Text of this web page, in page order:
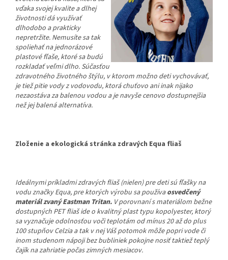
vďaka svojej kvalite a dlhej
životnosti dá využívať
dlhodobo a prakticky
nepretržite. Nemusíte sa tak
spoliehať na jednorázové
plastové fľaše, ktoré sa budú
rozkladať veľmi dlho. Súčasťou
zdravotného životného štýlu, v ktorom možno deti vychovávať,
je tiež pitie vody z vodovodu, ktorá chuťovo ani inak nijako
nezaostáva za balenou vodou a je navyše cenovo dostupnejšia
než jej balená alternatíva.
Zloženie a ekologická stránka zdravých Equa fliaš
Ideálnymi príkladmi zdravých fliaš (nielen) pre deti sú fľašky na
vodu značky Equa, pre ktorých výrobu sa používaosvedčený
materiál zvaný Eastman Tritan. V porovnaní s materiálom bežne
dostupných PET fliaš ide o kvalitný plast typu kopolyester, ktorý
sa vyznačuje odolnosťou voči teplotám od mínus 20 až do plus
100 stupňov Celzia a tak v nej Váš potomok môže popri vode či
inom studenom nápoji bez bubliniek pokojne nosiť taktiež teplý
čajík na zahriatie počas zimných mesiacov.